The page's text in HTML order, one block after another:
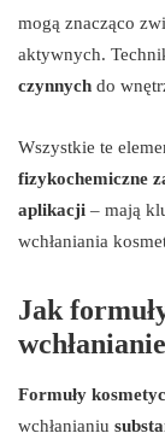
mogą znacząco
aktywnych.
czynnych do
Wszystkie te
fizykochemiczne
aplikacji – mają
wchłaniania
Jak
Formuły
wchłanianiu